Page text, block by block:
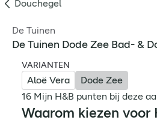
Douchegel
De Tuinen
De Tuinen Dode Zee Bad- &
VARIANTEN
Aloë Vera
Dode Zee
16 Mijn H&B punten bij deze
Waarom kiezen voor